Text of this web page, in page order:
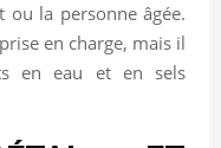
ou la personne âgée.
en charge, mais il
en eau et en sels